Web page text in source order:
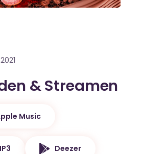
& Streamen
Music
Deezer